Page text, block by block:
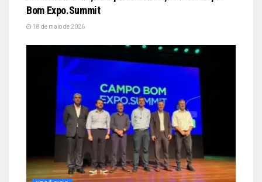
Bom Expo.Summit
18 de maio de 2026